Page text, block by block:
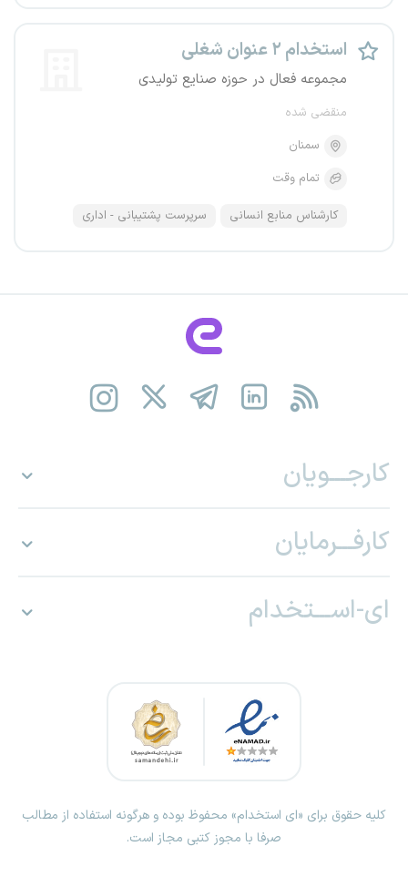
استخدام ۲ عنوان شغلی
مجموعه فعال در حوزه صنایع تولیدی
منقضی شده
سمنان
تمام وقت
کارشناس منابع انسانی سرپرست پشتیبانی - اداری
کارجـــویان
کارفـــرمایان
ای-اســـتخدام
کلیه حقوق برای «ای استخدام» محفوظ بوده و هرگونه استفاده از مطالب
صرفا با مجوز کتبی مجاز است.